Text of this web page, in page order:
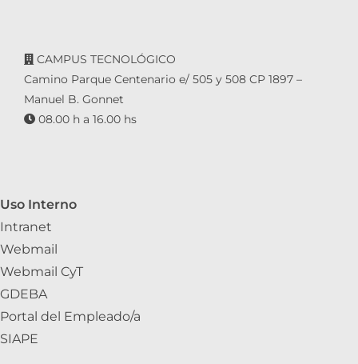
CAMPUS TECNOLÓGICO
Camino Parque Centenario e/ 505 y 508 CP 1897 –
Manuel B. Gonnet
08.00 h a 16.00 hs
Uso Interno
Intranet
Webmail
Webmail CyT
GDEBA
Portal del Empleado/a
SIAPE